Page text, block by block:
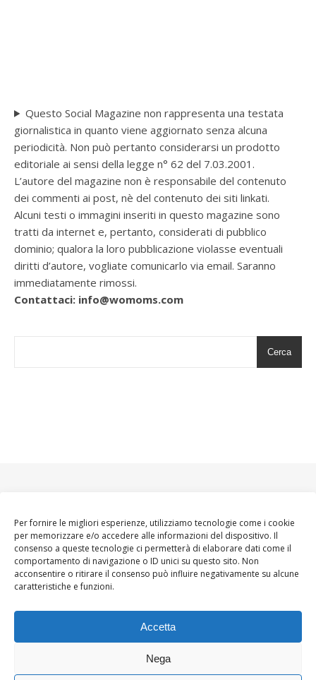
Per fornire le migliori esperienze, utilizziamo tecnologie come i cookie
per memorizzare e/o accedere alle informazioni del dispositivo. Il
consenso a queste tecnologie ci permetterà di elaborare dati come il
comportamento di navigazione o ID unici su questo sito. Non
acconsentire o ritirare il consenso può influire negativamente su alcune
caratteristiche e funzioni.
Accetta
Nega
Questo Social Magazine non rappresenta una testata
giornalistica in quanto viene aggiornato senza alcuna
periodicità. Non può pertanto considerarsi un prodotto
editoriale ai sensi della legge n° 62 del 7.03.2001.
L’autore del magazine non è responsabile del contenuto
dei commenti ai post, nè del contenuto dei siti linkati.
Alcuni testi o immagini inseriti in questo magazine sono
tratti da internet e, pertanto, considerati di pubblico
dominio; qualora la loro pubblicazione violasse eventuali
diritti d’autore, vogliate comunicarlo via email. Saranno
immediatamente rimossi.
Contattaci: info@womoms.com
Cerca